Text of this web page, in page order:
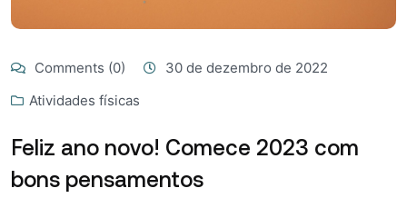
Comments (0)
30 de dezembro de 2022
Atividades físicas
Feliz ano novo! Comece 2023 com
bons pensamentos